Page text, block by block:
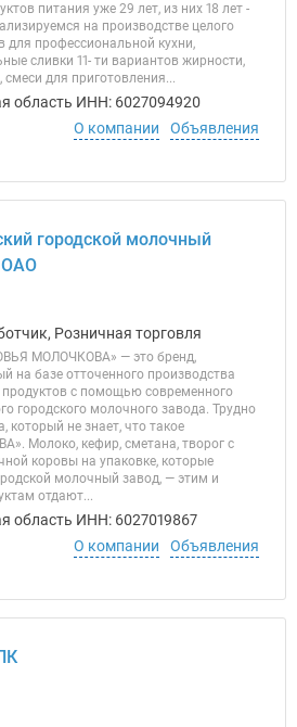
питания уже 29 лет, из них 18 лет -
на производстве целого
для профессиональной кухни,
сливки 11- ти вариантов жирности,
для приготовления...
область ИНН: 6027094920
О компании
Объявления
городской молочный
ОАО
Розничная торговля
МОЛОЧКОВА» — это бренд,
на базе отточенного производства
с помощью современного
городского молочного завода. Трудно
который не знает, что такое
Молоко, кефир, сметана, творог с
коровы на упаковке, которые
молочный завод, — этим и
отдают...
область ИНН: 6027019867
О компании
Объявления